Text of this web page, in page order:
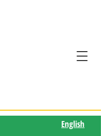
English